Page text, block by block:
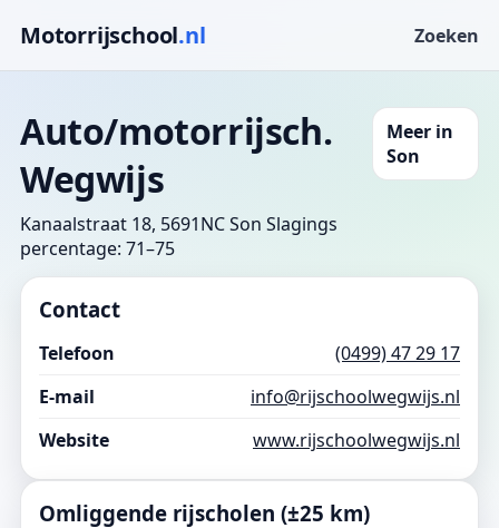
Motorrijschool.nl Zoeken
Auto/motorrijsch.
Wegwijs
Kanaalstraat 18, 5691NC Son Slagings
percentage: 71–75
Meer in
Son
Contact
Telefoon
(0499) 47 29 17
E-mail
info@rijschoolwegwijs.nl
Website
www.rijschoolwegwijs.nl
Omliggende rijscholen (±25 km)